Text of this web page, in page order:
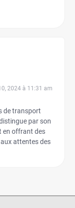
2024 à 11:31 am
de transport
par son
en offrant des
attentes des